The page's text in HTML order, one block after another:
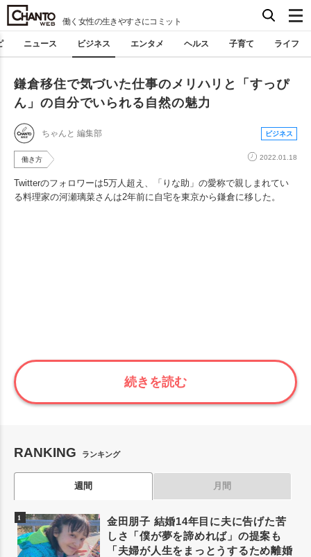
働く女性の生きやすさにコミット
ニュース ビジネス エンタメ ヘルス 子育て ライフ
鎌倉移住で気づいた仕事のメリハリと「すっぴ
ん」の自分でいられる自然の魅力
ちゃんと 編集部 ビジネス
働き方 2022.01.18
Twitterのフォロワーは5万人超え、「りな助」の愛称で親しまれてい
る料理家の河瀬璃菜さんは2年前に自宅を東京から鎌倉に移した。
続きを読む
RANKING ランキング
週間 月間
金田朋子 結婚14年目に夫に告げた苦
しさ「僕が夢を諦めれば」の提案も
「夫婦が人生をまっとうするため離婚